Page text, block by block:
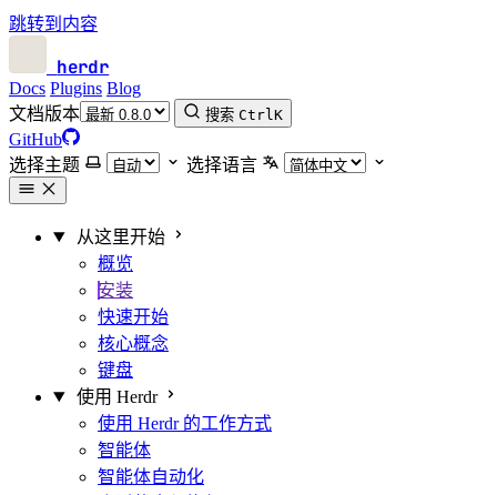
跳转到内容
herdr
Docs Plugins Blog
文档版本
搜索 CtrlK
GitHub
选择主题
选择语言
从这里开始
概览
安装
快速开始
核心概念
键盘
使用 Herdr
使用 Herdr 的工作方式
智能体
智能体自动化